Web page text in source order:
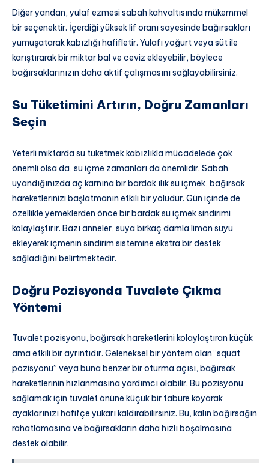
Diğer yandan, yulaf ezmesi sabah kahvaltısında mükemmel
bir seçenektir. İçerdiği yüksek lif oranı sayesinde bağırsakları
yumuşatarak kabızlığı hafifletir. Yulafı yoğurt veya süt ile
karıştırarak bir miktar bal ve ceviz ekleyebilir, böylece
bağırsaklarınızın daha aktif çalışmasını sağlayabilirsiniz.
Su Tüketimini Artırın, Doğru Zamanları
Seçin
Yeterli miktarda su tüketmek kabızlıkla mücadelede çok
önemli olsa da, su içme zamanları da önemlidir. Sabah
uyandığınızda aç karnına bir bardak ılık su içmek, bağırsak
hareketlerinizi başlatmanın etkili bir yoludur. Gün içinde de
özellikle yemeklerden önce bir bardak su içmek sindirimi
kolaylaştırır. Bazı anneler, suya birkaç damla limon suyu
ekleyerek içmenin sindirim sistemine ekstra bir destek
sağladığını belirtmektedir.
Doğru Pozisyonda Tuvalete Çıkma
Yöntemi
Tuvalet pozisyonu, bağırsak hareketlerini kolaylaştıran küçük
ama etkili bir ayrıntıdır. Geleneksel bir yöntem olan “squat
pozisyonu” veya buna benzer bir oturma açısı, bağırsak
hareketlerinin hızlanmasına yardımcı olabilir. Bu pozisyonu
sağlamak için tuvalet önüne küçük bir tabure koyarak
ayaklarınızı hafifçe yukarı kaldırabilirsiniz. Bu, kalın bağırsağın
rahatlamasına ve bağırsakların daha hızlı boşalmasına
destek olabilir.